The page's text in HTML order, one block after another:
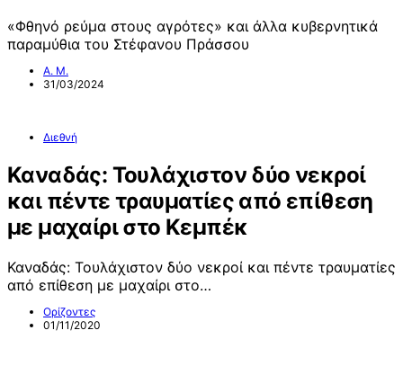
«Φθηνό ρεύμα στους αγρότες» και άλλα κυβερνητικά
παραμύθια του Στέφανου Πράσσου
Α. Μ.
31/03/2024
Διεθνή
Καναδάς: Τουλάχιστον δύο νεκροί
και πέντε τραυματίες από επίθεση
με μαχαίρι στο Κεμπέκ
Καναδάς: Τουλάχιστον δύο νεκροί και πέντε τραυματίες
από επίθεση με μαχαίρι στο…
Ορίζοντες
01/11/2020